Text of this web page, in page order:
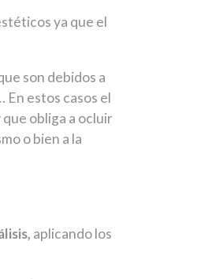
ya que el
son debidos a
estos casos el
obliga a ocluir
o bien a la
aplicando los